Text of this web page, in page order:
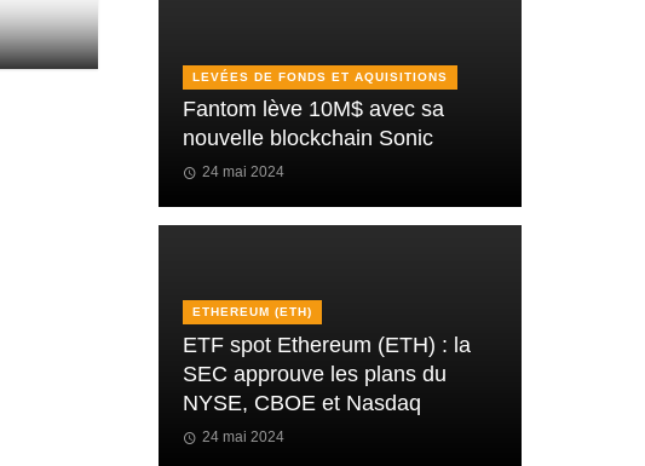
LEVÉES DE FONDS ET AQUISITIONS
Fantom lève 10M$ avec sa
nouvelle blockchain Sonic
24 mai 2024
ETHEREUM (ETH)
ETF spot Ethereum (ETH) : la
SEC approuve les plans du
NYSE, CBOE et Nasdaq
24 mai 2024